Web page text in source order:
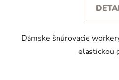
Dámske šnúrovacie
elastickou